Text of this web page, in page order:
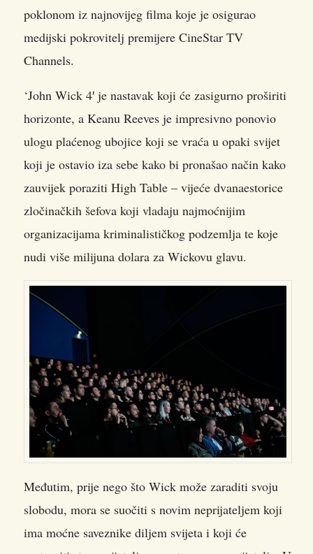
poklonom iz najnovijeg filma koje je osigurao
medijski pokrovitelj premijere CineStar TV
Channels.
‘John Wick 4′ je nastavak koji će zasigurno proširiti
horizonte, a Keanu Reeves je impresivno ponovio
ulogu plaćenog ubojice koji se vraća u opaki svijet
koji je ostavio iza sebe kako bi pronašao način kako
zauvijek poraziti High Table – vijeće dvanaestorice
zločinačkih šefova koji vladaju najmoćnijim
organizacijama kriminalističkog podzemlja te koje
nudi više milijuna dolara za Wickovu glavu.
Međutim, prije nego što Wick može zaraditi svoju
slobodu, mora se suočiti s novim neprijateljem koji
ima moćne saveznike diljem svijeta i koji će